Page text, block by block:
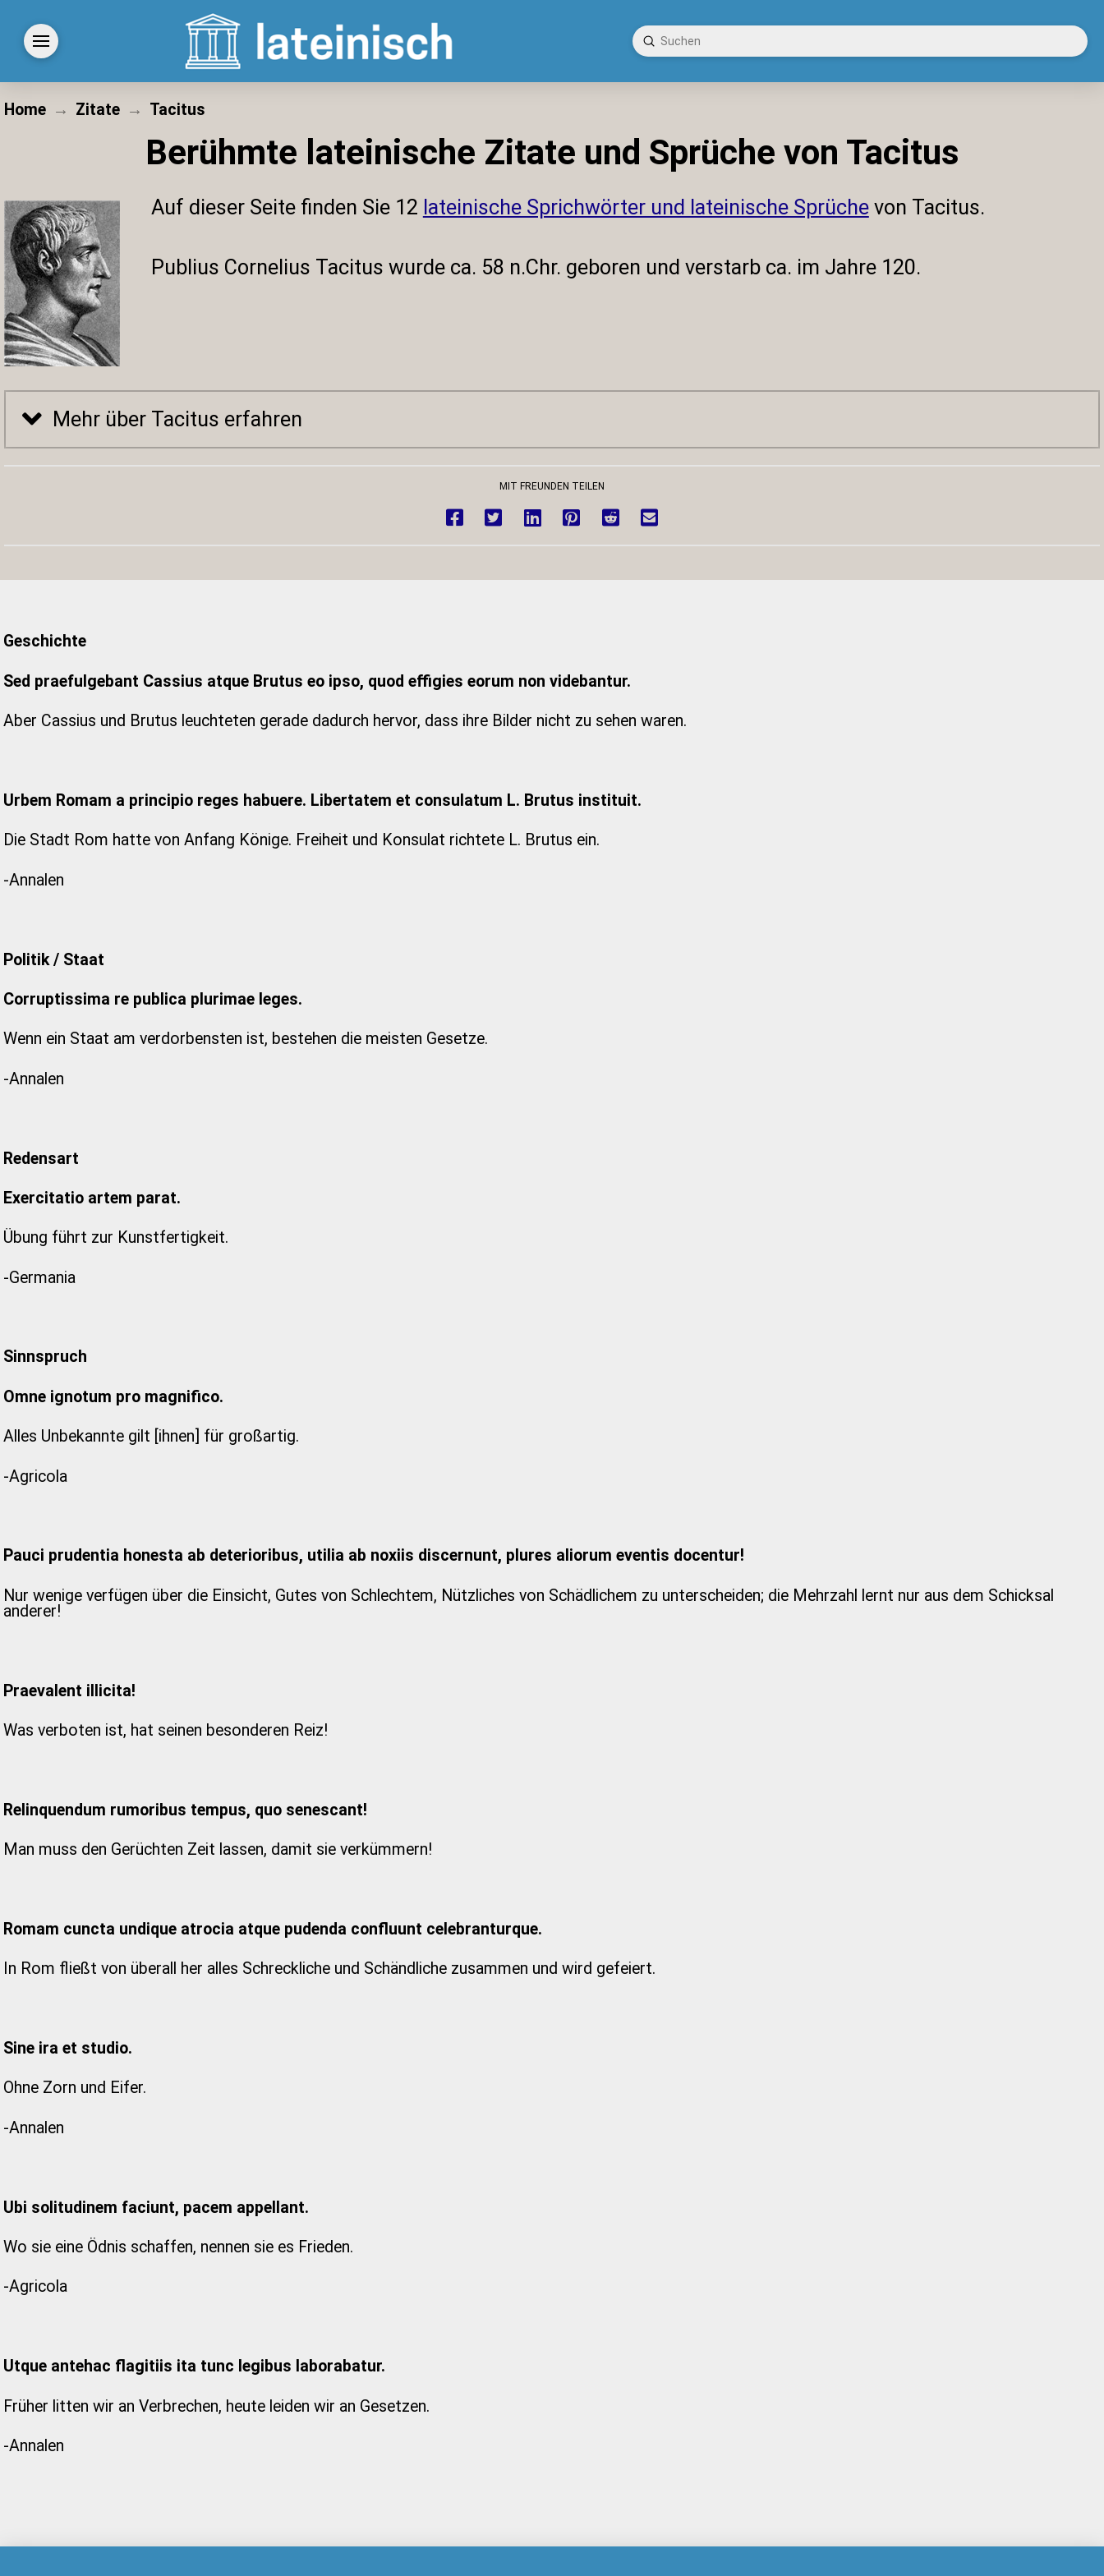
Search
Submit
Home → Zitate → Tacitus
Berühmte lateinische Zitate und Sprüche von Tacitus
Auf dieser Seite finden Sie 12 lateinische Sprichwörter und lateinische Sprüchevon Tacitus.
Publius Cornelius Tacitus wurde ca. 58 n.Chr. geboren und verstarb ca. im Jahre 120.
Mehr über Tacitus erfahren
MIT FREUNDEN TEILEN
Geschichte
Sed praefulgebant Cassius atque Brutus eo ipso, quod effigies eorum non videbantur.
Aber Cassius und Brutus leuchteten gerade dadurch hervor, dass ihre Bilder nicht zu sehen waren.
Urbem Romam a principio reges habuere. Libertatem et consulatum L. Brutus instituit.
Die Stadt Rom hatte von Anfang Könige. Freiheit und Konsulat richtete L. Brutus ein.
-Annalen
Politik / Staat
Corruptissima re publica plurimae leges.
Wenn ein Staat am verdorbensten ist, bestehen die meisten Gesetze.
-Annalen
Redensart
Exercitatio artem parat.
Übung führt zur Kunstfertigkeit.
-Germania
Sinnspruch
Omne ignotum pro magnifico.
Alles Unbekannte gilt [ihnen] für großartig.
-Agricola
Pauci prudentia honesta ab deterioribus, utilia ab noxiis discernunt, plures aliorum eventis docentur!
Nur wenige verfügen über die Einsicht, Gutes von Schlechtem, Nützliches von Schädlichem zu unterscheiden; die Mehrzahl lernt nur aus dem Schicksal
anderer!
Praevalent illicita!
Was verboten ist, hat seinen besonderen Reiz!
Relinquendum rumoribus tempus, quo senescant!
Man muss den Gerüchten Zeit lassen, damit sie verkümmern!
Romam cuncta undique atrocia atque pudenda confluunt celebranturque.
In Rom fließt von überall her alles Schreckliche und Schändliche zusammen und wird gefeiert.
Sine ira et studio.
Ohne Zorn und Eifer.
-Annalen
Ubi solitudinem faciunt, pacem appellant.
Wo sie eine Ödnis schaffen, nennen sie es Frieden.
-Agricola
Utque antehac flagitiis ita tunc legibus laborabatur.
Früher litten wir an Verbrechen, heute leiden wir an Gesetzen.
-Annalen